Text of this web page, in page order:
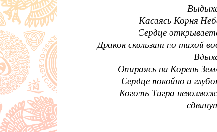
Касаясь Корня
Сердце
Дракон скользит по тихой
Опираясь на Корень
Сердце покойно ​​и
Коготь Тигра